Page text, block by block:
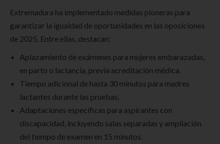
Extremadura ha implementado medidas pioneras para
garantizar la igualdad de oportunidades en las oposiciones
de 2025. Entre ellas, destacan:
Aplazamiento de exámenes para mujeres embarazadas,
en parto o lactancia, previa acreditación médica.
Tiempo adicional de hasta 30 minutos para madres
lactantes durante las pruebas.
Adaptaciones específicas para aspirantes con
discapacidad, incluyendo salas separadas y ampliación
del tiempo de examen en 15 minutos.